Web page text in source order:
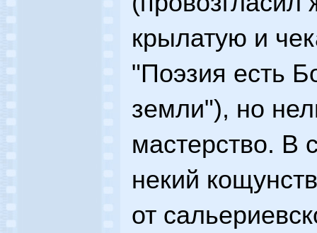
крылатую и
"Поэзия есть
земли"), но
мастерство. В
некий
от